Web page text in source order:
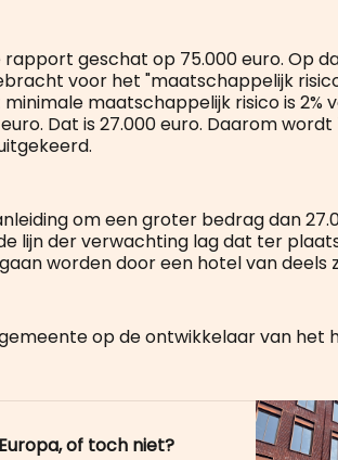
rapport geschat op 75.000 euro. Op
voor het "maatschappelijk
maatschappelijk risico is 2%
Dat is 27.000 euro. Daarom
om een groter bedrag dan
lijn der verwachting lag dat ter
worden door een hotel van deels
op de ontwikkelaar van het
of toch niet?